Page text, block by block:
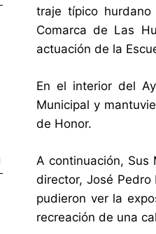
traje típico
Comarca de Las
actuación de la
En el interior del
Municipal y
de Honor.
A continuación, Sus
director, José Pedro
pudieron ver la
recreación de una